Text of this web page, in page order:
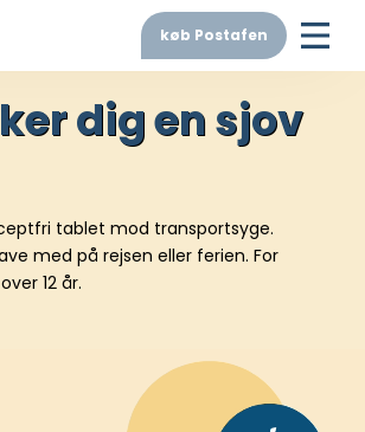
køb Postafen
dig en sjov
tablet mod transportsyge.
med på rejsen eller ferien. For
12 år.